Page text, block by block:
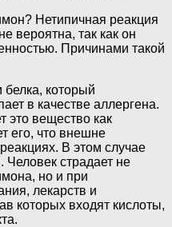
Нетипичная реакция
вероятна, так как он
Причинами такой
который
в качестве аллергена.
это вещество как
его, что внешне
В этом случае
Человек страдает не
но и при
лекарств и
которых входят кислоты,